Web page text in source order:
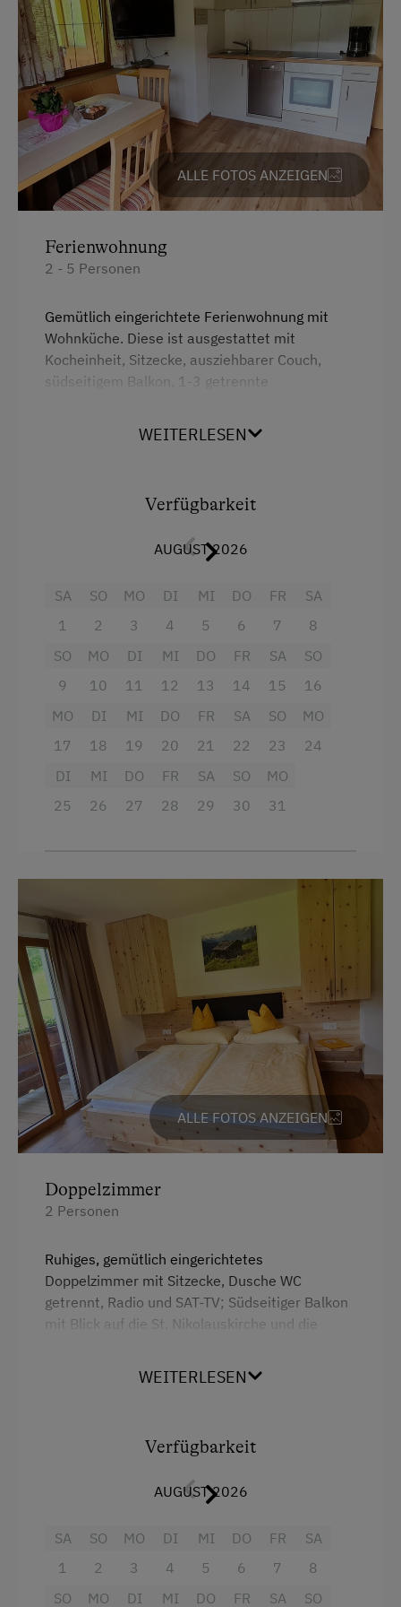
Am Betrieb
Garten/Wiese
Verpflegung
Übernachtung mit Frühstück
Internet
Zusätzliche Ausstattungsmerkmale
Aktivurlaub
Wandern
Geführte Wanderungen
Sanfter Winter
Geführte Schneeschuhwanderungen
Skitouren
Kulinarik / Genuss
Kulinarik zum Miterleben / In der Hofküche
Kräutererlebnis
Urlaub für Familien
Hund erlaubt
ALLE FOTOS ANZEIGEN
Ferienwohnung
2 - 5 Personen
Gemütlich eingerichtete Ferienwohnung mit
Wohnküche. Diese ist ausgestattet mit
Kocheinheit, Sitzecke, ausziehbarer Couch,
südseitigem Balkon, 1-3 getrennte
Brötchenservice buchbar.
WEITERLESEN
Verfügbarkeit
AUGUST 2026
SA
1
SO
2
MO
3
DI
4
MI
5
DO
6
FR
7
SA
8
SO
9
MO
10
DI
11
MI
12
DO
13
FR
14
SA
15
SO
16
MO
17
DI
18
MI
19
DO
20
FR
21
SA
22
SO
23
MO
24
DI
25
MI
26
DO
27
FR
28
SA
29
SO
30
MO
31
ALLE FOTOS ANZEIGEN
Doppelzimmer
2 Personen
Ruhiges, gemütlich eingerichtetes
Doppelzimmer mit Sitzecke, Dusche WC
getrennt, Radio und SAT-TV; Südseitiger Balkon
mit Blick auf die St. Nikolauskirche und die
im eigenen Frühstücksraum.
Doppelbett (Kingsize)
WEITERLESEN
Verfügbarkeit
AUGUST 2026
SA
1
SO
2
MO
3
DI
4
MI
5
DO
6
FR
7
SA
8
SO
MO DI MI DO FR SA SO